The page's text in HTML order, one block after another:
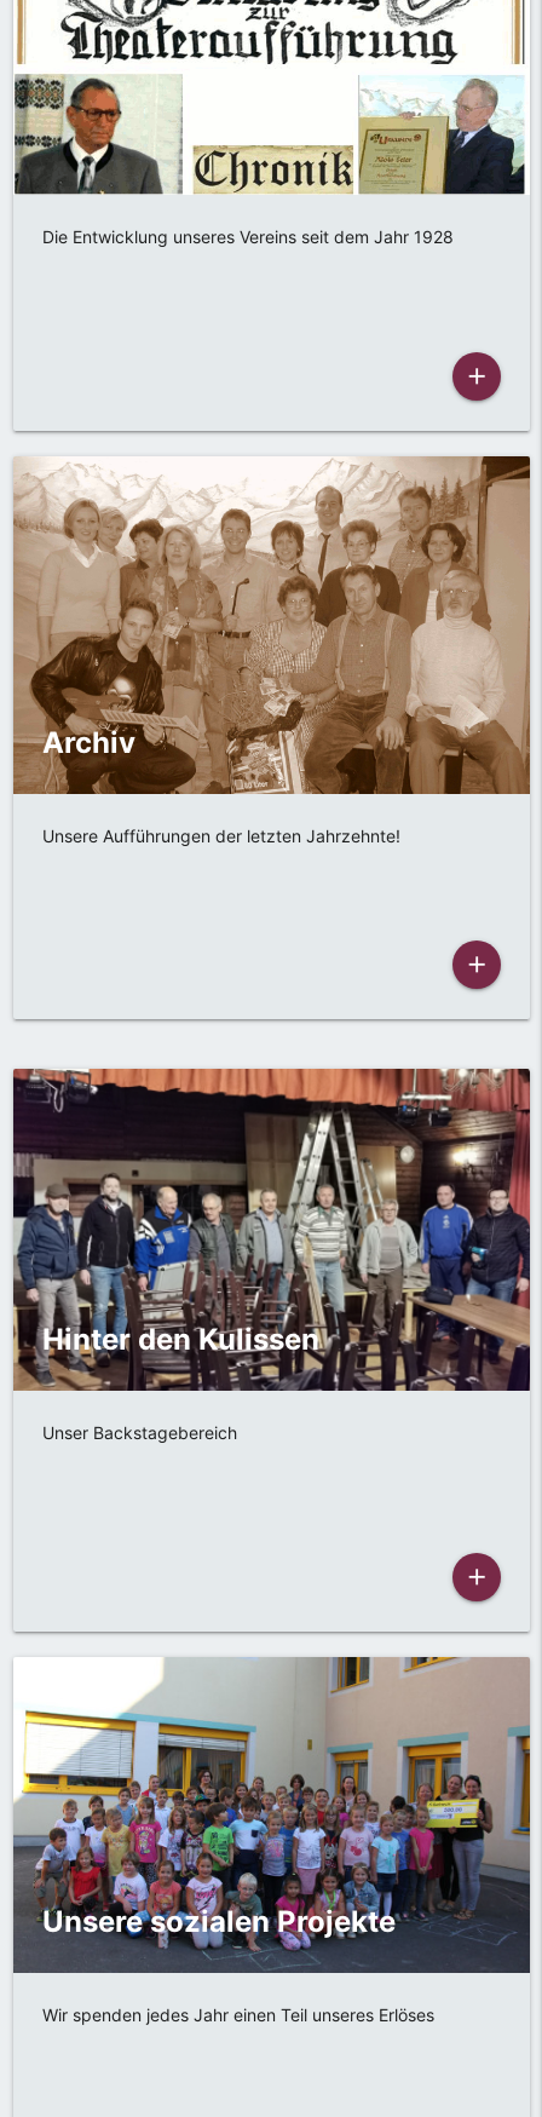
Die Entwicklung unseres Vereins seit dem Jahr 1928
add
Archiv
Unsere Aufführungen der letzten Jahrzehnte!
add
Hinter den Kulissen
Unser Backstagebereich
add
Unsere sozialen Projekte
Wir spenden jedes Jahr einen Teil unseres Erlöses